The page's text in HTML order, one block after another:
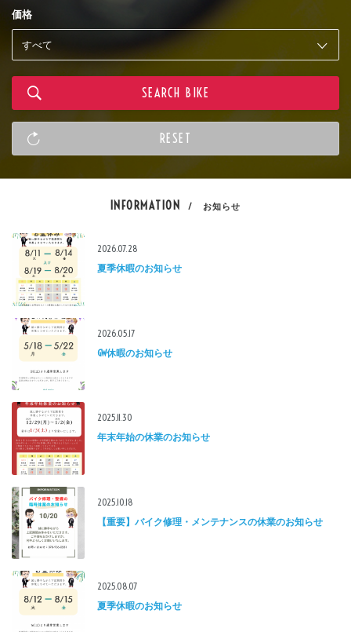
価格
INFORMATION / お知らせ
2026.07.28
夏季休暇のお知らせ
2026.05.17
GW休暇のお知らせ
2025.11.30
年末年始の休業のお知らせ
2025.10.18
【重要】バイク修理・メンテナンスの休業のお知らせ
2025.08.07
夏季休暇のお知らせ